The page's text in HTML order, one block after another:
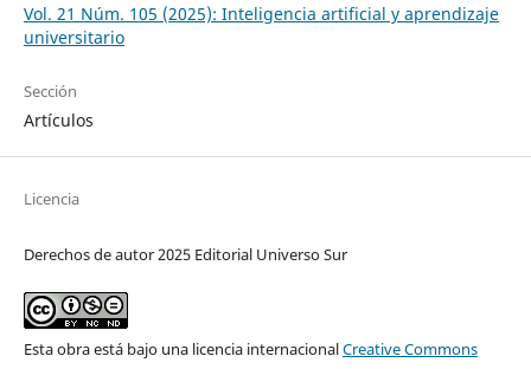
Vol. 21 Núm. 105 (2025): Inteligencia artificial y aprendizaje
universitario
Sección
Artículos
Licencia
Derechos de autor 2025 Editorial Universo Sur
Esta obra está bajo una licencia internacionalCreative Commons